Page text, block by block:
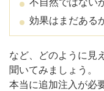
不自然ではない
効果はまだある
など、どのように見
聞いてみましょう。
本当に追加注入が必